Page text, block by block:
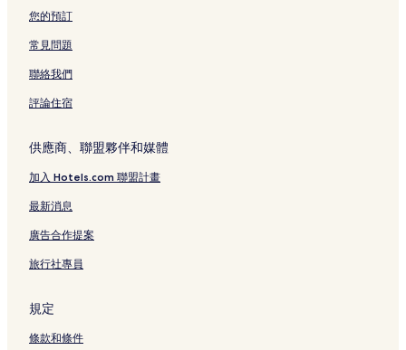
您的預訂
常見問題
聯絡我們
評論住宿
供應商、聯盟夥伴和媒體
加入 Hotels.com 聯盟計畫
最新消息
廣告合作提案
旅行社專員
規定
條款和條件